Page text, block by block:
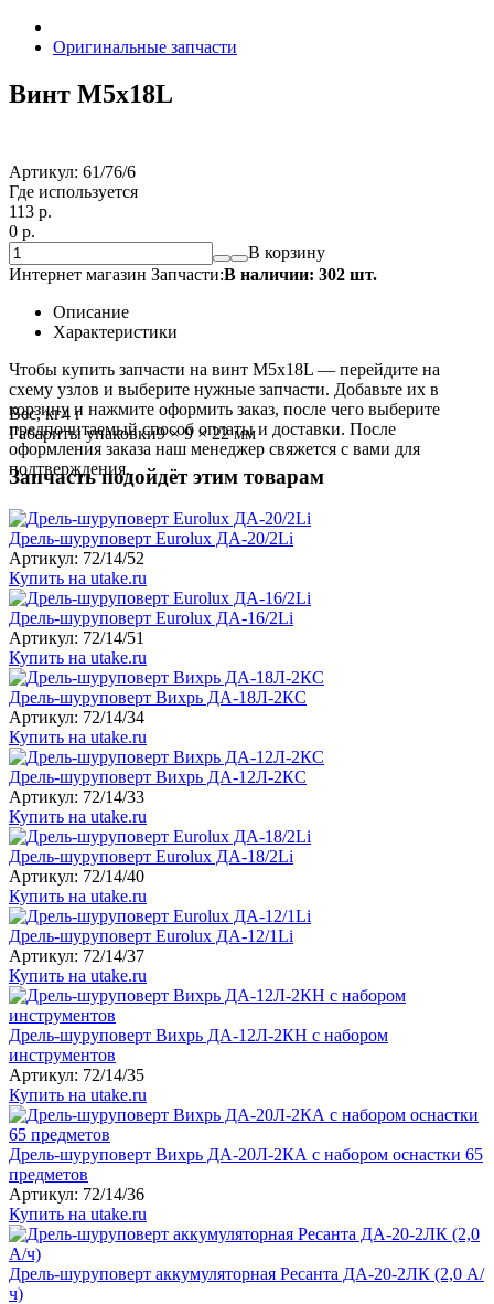
Оригинальные запчасти
Винт М5х18L
Артикул: 61/76/6
Где используется
113 p.
0 p.
В корзину
Интернет магазин Запчасти:В наличии: 302 шт.
Описание
Характеристики
Чтобы купить запчасти на винт М5х18L — перейдите на
схему узлов и выберите нужные запчасти. Добавьте их в
корзину и нажмите оформить заказ, после чего выберите
предпочитаемый способ оплаты и доставки. После
оформления заказа наш менеджер свяжется с вами для
подтверждения.
Вес, кг4 г
Габариты упаковки9 × 9 × 22 мм
Запчасть подойдёт этим товарам
Дрель-шуруповерт Eurolux ДА-20/2Li
Артикул: 72/14/52
Купить на utake.ru
Дрель-шуруповерт Eurolux ДА-16/2Li
Артикул: 72/14/51
Купить на utake.ru
Дрель-шуруповерт Вихрь ДА-18Л-2КC
Артикул: 72/14/34
Купить на utake.ru
Дрель-шуруповерт Вихрь ДА-12Л-2КC
Артикул: 72/14/33
Купить на utake.ru
Дрель-шуруповерт Eurolux ДА-18/2Li
Артикул: 72/14/40
Купить на utake.ru
Дрель-шуруповерт Eurolux ДА-12/1Li
Артикул: 72/14/37
Купить на utake.ru
Дрель-шуруповерт Вихрь ДА-12Л-2КН с набором
инструментов
Артикул: 72/14/35
Купить на utake.ru
Дрель-шуруповерт Вихрь ДА-20Л-2КА с набором оснастки 65
предметов
Артикул: 72/14/36
Купить на utake.ru
Дрель-шуруповерт аккумуляторная Ресанта ДА-20-2ЛК (2,0 А/
ч)